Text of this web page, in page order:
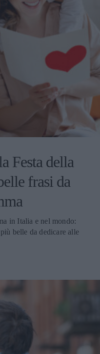
Festa della
frasi da
in Italia e nel mondo:
belle da dedicare alle